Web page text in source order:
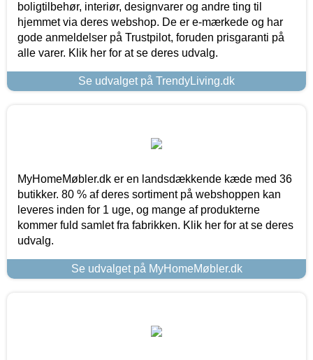
boligtilbehør, interiør, designvarer og andre ting til
hjemmet via deres webshop. De er e-mærkede og har
gode anmeldelser på Trustpilot, foruden prisgaranti på
alle varer. Klik her for at se deres udvalg.
Se udvalget på TrendyLiving.dk
MyHomeMøbler.dk er en landsdækkende kæde med 36
butikker. 80 % af deres sortiment på webshoppen kan
leveres inden for 1 uge, og mange af produkterne
kommer fuld samlet fra fabrikken. Klik her for at se deres
udvalg.
Se udvalget på MyHomeMøbler.dk